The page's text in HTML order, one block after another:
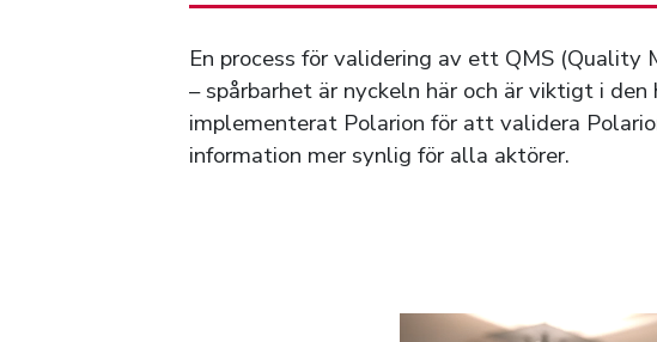
En process för validering av ett QMS
– spårbarhet är nyckeln här och är viktigt i
implementerat Polarion för att validera
information mer synlig för alla aktörer.